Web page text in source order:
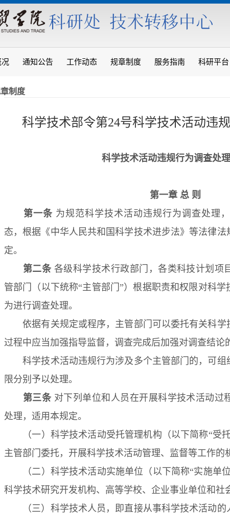
况 通知公告 工作动态 规章制度 服务指南 科研平台
制度
科学技术部令第24号科学技术活动违
科学技术活动违规行为调查处
第一章 总 则
第一条 为规范科学技术活动违规行为调查处理
态，根据《中华人民共和国科学技术进步法》等法律
定。
第二条 各级科学技术行政部门，各类科技计划项
管部门（以下统称“主管部门”）根据职责和权限对科
为进行调查处理。
依据有关规定或程序，主管部门可以委托有关科学
过程中应当加强指导监督，调查完成后加强对调查结论
科学技术活动违规行为涉及多个主管部门的，可组
限分别予以处理。
第三条 对下列单位和人员在开展科学技术活动过
处理，适用本规定。
（一）科学技术活动受托管理机构（以下简称“受
主管部门委托，开展科学技术活动管理、监督等工作的
（二）科学技术活动实施单位（以下简称“实施单
科学技术研究开发机构、高等学校、企业事业单位和社
（三）科学技术人员，即直接从事科学技术活动的